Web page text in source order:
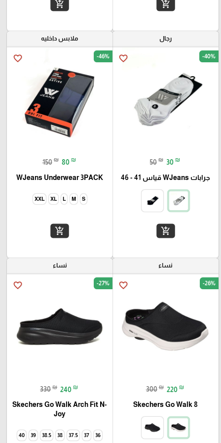
add_shopping_cart
add_shopping_cart
رجال
favorite_border -40%
50 ₪ 30 ₪
جرابات WJeans قياس 41 - 46
add_shopping_cart
ملابس داخليه
favorite_border -46%
150 ₪ 80 ₪
WJeans Underwear 3PACK
S
M
L
XL
XXL
add_shopping_cart
نساء
favorite_border -26%
300 ₪ 220 ₪
Skechers Go Walk 8
نساء
favorite_border -27%
330 ₪ 240 ₪
Skechers Go Walk Arch Fit N-
Joy
36
37
37.5
38
38.5
39
40